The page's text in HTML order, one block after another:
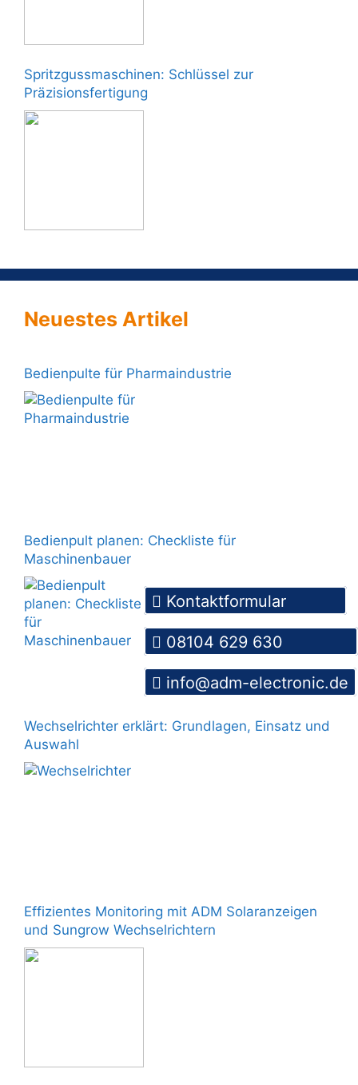
Kontaktformular
08104 629 630
info@adm-electronic.de
Spritzgussmaschinen: Schlüssel zur
Präzisionsfertigung
Neuestes Artikel
Bedienpulte für Pharmaindustrie
Bedienpult planen: Checkliste für
Maschinenbauer
Wechselrichter erklärt: Grundlagen, Einsatz und
Auswahl
Effizientes Monitoring mit ADM Solaranzeigen
und Sungrow Wechselrichtern